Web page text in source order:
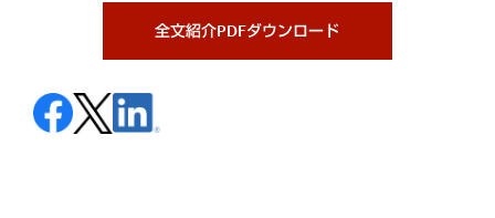
全文紹介PDFダウンロード